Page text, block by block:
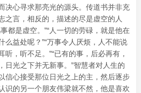
决心寻求那亮光的源头。传道书并非充
之言，相反的，描述的尽是虚空的人
都是虚空。”“人一切的劳碌，就是他在
么益处呢？”“万事令人厌烦，人不能说
听，听不足。”“已有的事，后必再有，
日光之下并无新事。”智慧者对人生的
信心接受那位日光之上的主，然后逐步
识的另一个朋友伟梁就不然，他是喜欢